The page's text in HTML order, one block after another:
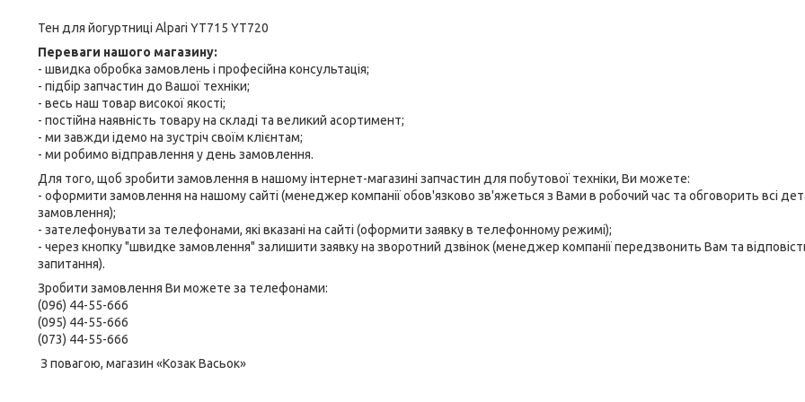
Тен для йогуртниці Alpari YT715 YT720
Переваги нашого магазину:
- швидка обробка замовлень і професійна консультація;
- підбір запчастин до Вашої техніки;
- весь наш товар високої якості;
- постійна наявність товару на складі та великий асортимент;
- ми завжди ідемо на зустріч своїм клієнтам;
- ми робимо відправлення у день замовлення.
Для того, щоб зробити замовлення в нашому інтернет-магазині запчастин для побутової техніки, Ви можете:
- оформити замовлення на нашому сайті (менеджер компанії обов'язково зв'яжеться з Вами в робочий час та обговорить всі
замовлення);
- зателефонувати за телефонами, які вказані на сайті (оформити заявку в телефонному режимі);
- через кнопку "швидке замовлення" залишити заявку на зворотний дзвінок (менеджер компанії передзвонить Вам та
запитання).
Зробити замовлення Ви можете за телефонами:
(096) 44-55-666
(095) 44-55-666
(073) 44-55-666
З повагою, магазин «Козак Васьок»